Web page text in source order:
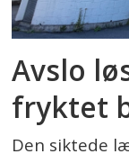
Avslo
fryktet
Den siktede